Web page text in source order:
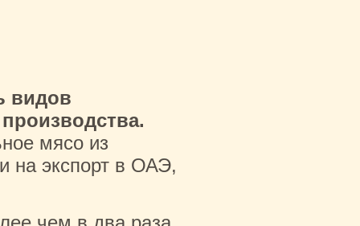
видов
мясо из
на экспорт в ОАЭ,